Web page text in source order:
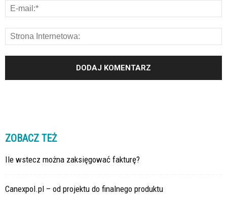
ZOBACZ TEŻ
Ile wstecz można zaksięgować fakturę?
Canexpol.pl – od projektu do finalnego produktu